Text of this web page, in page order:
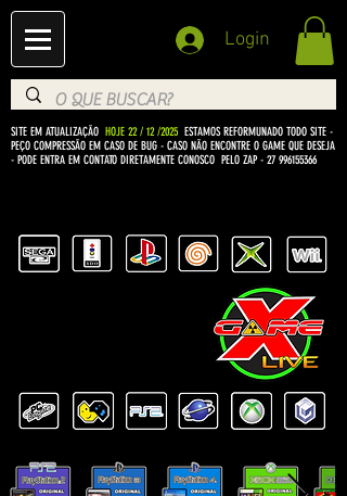
Login
SITE EM ATUALIZAÇÃO HOJE 22 / 12 /2025 ESTAMOS REFORMUNADO TODO SITE -
PEÇO COMPRESSÃO EM CASO DE BUG - CASO NÃO ENCONTRE O GAME QUE DESEJA
- PODE ENTRA EM CONTATO DIRETAMENTE CONOSCO PELO ZAP - 27 996155366